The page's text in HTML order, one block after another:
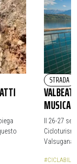
STRADA
MUSICA
Il 26-27
Valsugana
#CICLABILE